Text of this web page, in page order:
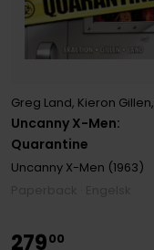
Uncanny X-Men:
Quarantine
Greg Land, Kieron Gillen,
Uncanny X-Men (1963)
27900